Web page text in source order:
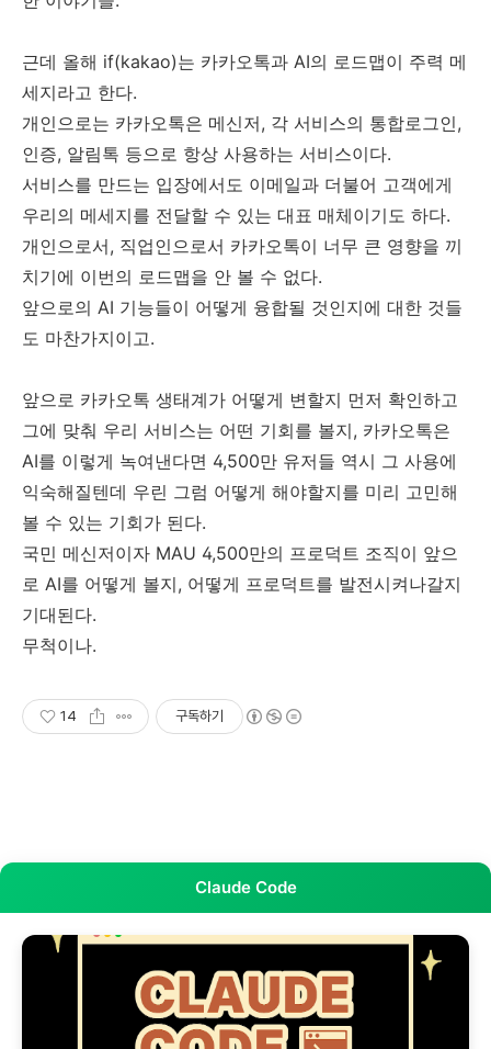
근데 올해 if(kakao)는 카카오톡과 AI의 로드맵이 주력 메
세지라고 한다.
개인으로는 카카오톡은 메신저, 각 서비스의 통합로그인,
인증, 알림톡 등으로 항상 사용하는 서비스이다.
서비스를 만드는 입장에서도 이메일과 더불어 고객에게
우리의 메세지를 전달할 수 있는 대표 매체이기도 하다.
개인으로서, 직업인으로서 카카오톡이 너무 큰 영향을 끼
치기에 이번의 로드맵을 안 볼 수 없다.
앞으로의 AI 기능들이 어떻게 융합될 것인지에 대한 것들
도 마찬가지이고.
앞으로 카카오톡 생태계가 어떻게 변할지 먼저 확인하고
그에 맞춰 우리 서비스는 어떤 기회를 볼지, 카카오톡은
AI를 이렇게 녹여낸다면 4,500만 유저들 역시 그 사용에
익숙해질텐데 우린 그럼 어떻게 해야할지를 미리 고민해
볼 수 있는 기회가 된다.
국민 메신저이자 MAU 4,500만의 프로덕트 조직이 앞으
로 AI를 어떻게 볼지, 어떻게 프로덕트를 발전시켜나갈지
기대된다.
무척이나.
14 구독하기
Claude Code